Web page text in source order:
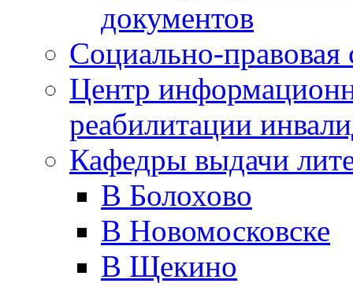
документов
Социально-правовая
Центр
реабилитации
Кафедры выдачи
В Болохово
В Новомосковске
В Щекино